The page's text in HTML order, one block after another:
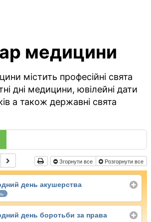
медицини
містить професійні свята
дні медицини, ювілейні дати
а також державні свята
Згорнути все Розгорнути все
день акушерства
день боротьби за права